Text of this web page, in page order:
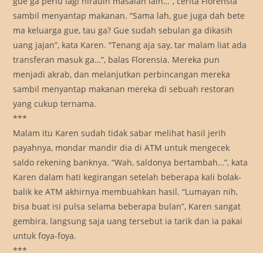
sambil menyantap makanan. “Sama lah, gue juga dah bete
ma keluarga gue, tau ga? Gue sudah sebulan ga dikasih
uang jajan”, kata Karen. “Tenang aja say, tar malam liat ada
transferan masuk ga…”, balas Florensia. Mereka pun
menjadi akrab, dan melanjutkan perbincangan mereka
sambil menyantap makanan mereka di sebuah restoran
yang cukup ternama.
***
Malam itu Karen sudah tidak sabar melihat hasil jerih
payahnya, mondar mandir dia di ATM untuk mengecek
saldo rekening banknya. “Wah, saldonya bertambah…”, kata
Karen dalam hati kegirangan setelah beberapa kali bolak-
balik ke ATM akhirnya membuahkan hasil. “Lumayan nih,
bisa buat isi pulsa selama beberapa bulan”, Karen sangat
gembira, langsung saja uang tersebut ia tarik dan ia pakai
untuk foya-foya.
***